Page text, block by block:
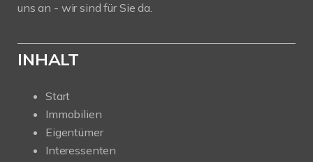
uns an - wir sind für Sie da.
INHALT
Start
Immobilien
Eigentümer
Interessenten